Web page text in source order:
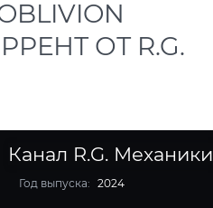
ОТ R.G.
Канал R.G. Механики
Год выпуска: 2024